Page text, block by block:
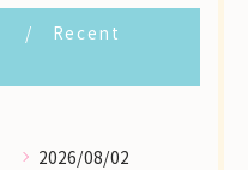
Recent
2026/08/02